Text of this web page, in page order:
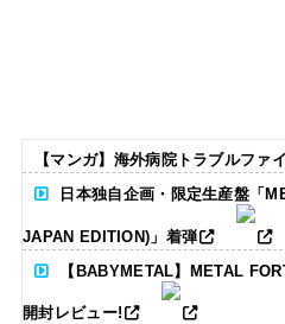
【マンガ】海外病院トラブルファ
日本独自企画・限定生産盤「
JAPAN EDITION)」着弾
【BABYMETAL】METAL
開封レビュー!